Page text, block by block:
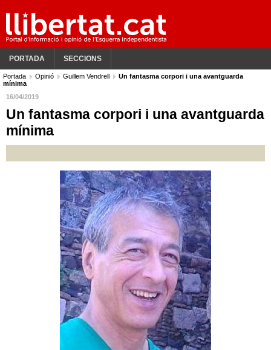
PORTADA SECCIONS
Portada Opinió Guillem Vendrell
Un fantasma corpori i una avantguarda
mínima
16/04/2019
Un fantasma corpori i una avantguarda
mínima